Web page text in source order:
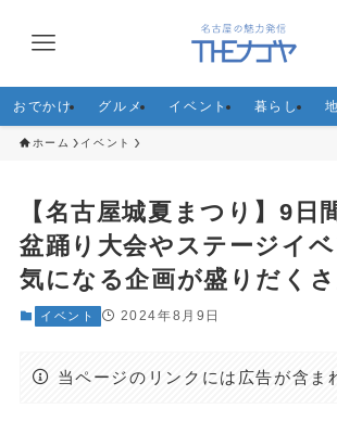
おでかけ グルメ イベント 暮らし
ホーム イベント
【名古屋城夏まつり】9日
盆踊り大会やステージイ
気になる企画が盛りだくさ
イベント 2024年8月9日
当ページのリンクには広告が含ま